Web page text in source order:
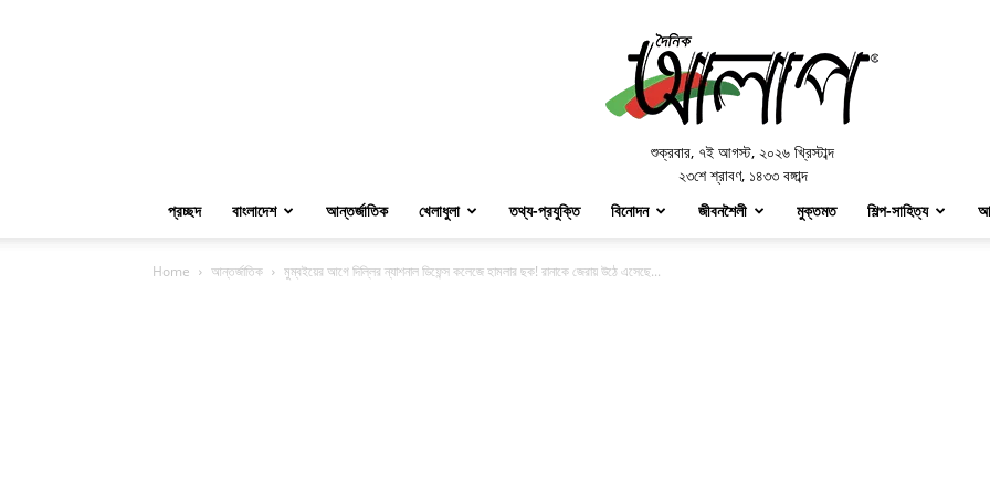
Alap
শুক্রবার, ৭ই আগস্ট, ২০২৬ খ্রিস্টাব্দ
২৩শে শ্রাবণ, ১৪৩৩ বঙ্গাব্দ
প্রচ্ছদ
বাংলাদেশ আন্তর্জাতিক খেলাধুলা তথ্য-প্রযুক্তি বিনোদন জীবনশৈলী মুক্তমত শিল্প-সাহিত্য
Home আন্তর্জাতিক মুম্বইয়ের আগে দিল্লির ন্যাশনাল ডিফেন্স কলেজে হামলার ছক! রানাকে জেরায় উঠে এসেছে...